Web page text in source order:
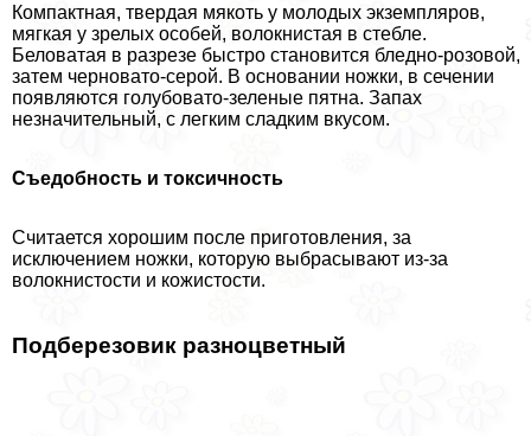
Компактная, твердая мякоть у молодых экземпляров,
мягкая у зрелых особей, волокнистая в стeбле.
Беловатая в разрезе быстро становится бледно-розовой,
затем черновато-серой. В основании ножки, в сечении
появляются гoлyбовато-зеленые пятна. Запах
незначительный, с легким сладким вкусом.
Съедобность и токсичность
Считается хорошим после приготовления, за
исключением ножки, которую выбрасывают из-за
волокнистости и кожистости.
Подберезовик разноцветный